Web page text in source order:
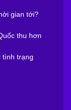
gian tới?
thu hơn
tình trạng